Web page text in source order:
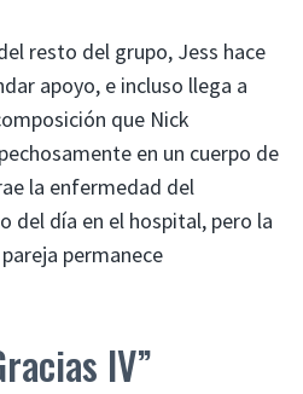
resto del grupo, Jess hace
apoyo, e incluso llega a
que Nick
en un cuerpo de
la enfermedad del
del día en el hospital, pero la
permanece
IV”